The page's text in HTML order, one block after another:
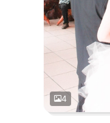
4